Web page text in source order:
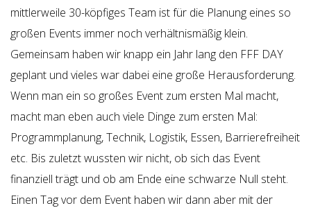
mittlerweile 30-köpfiges Team ist für die Planung eines so
großen Events immer noch verhältnismäßig klein.
Gemeinsam haben wir knapp ein Jahr lang den FFF DAY
geplant und vieles war dabei eine große Herausforderung.
Wenn man ein so großes Event zum ersten Mal macht,
macht man eben auch viele Dinge zum ersten Mal:
Programmplanung, Technik, Logistik, Essen, Barrierefreiheit
etc. Bis zuletzt wussten wir nicht, ob sich das Event
finanziell trägt und ob am Ende eine schwarze Null steht.
Einen Tag vor dem Event haben wir dann aber mit der